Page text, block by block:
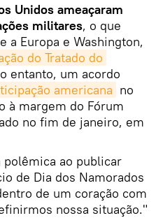
Unidos ameaçaram
militares, o que
a Europa e Washington,
do Tratado do
entanto, um acordo
americana no
à margem do Fórum
no fim de janeiro, em
polêmica ao publicar
de Dia dos Namorados
de um coração com
nossa situação."